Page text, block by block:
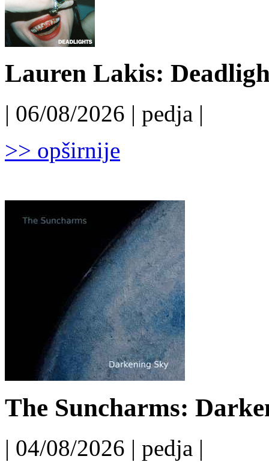
Lauren Lakis:
| 06/08/2026 | pedja |
>> opširnije
The Suncharms:
| 04/08/2026 | pedja |